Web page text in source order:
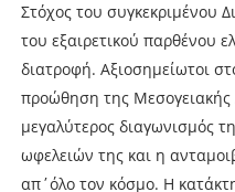
Στόχος του συγκεκριμένου
του εξαιρετικού παρθένου
διατροφή. Αξιοσημείωτοι
προώθηση της Μεσογειακής
μεγαλύτερος διαγωνισμός
ωφελειών της και η
απ΄όλο τον κόσμο. Η